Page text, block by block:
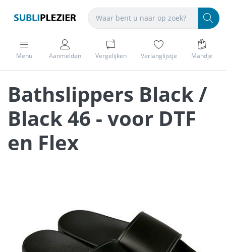
Menu Aanmelden Vergelijken Verlanglijstje Mandje
Bathslippers Black /
Black 46 - voor DTF
en Flex